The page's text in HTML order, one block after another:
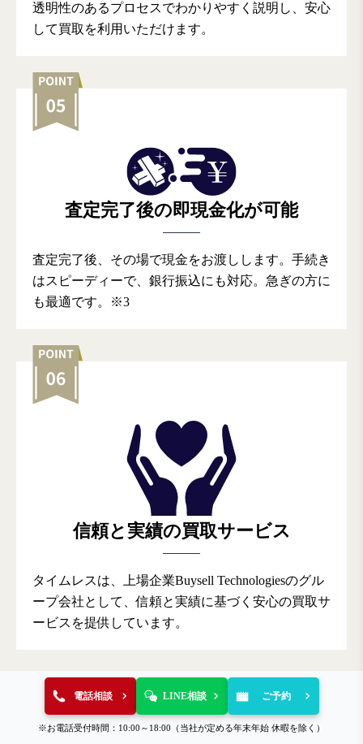
透明性のあるプロセスでわかりやすく説明し、安心
して買取を利用いただけます。
査定完了後の即現金化が可能
査定完了後、その場で現金をお渡しします。手続き
はスピーディーで、銀行振込にも対応。急ぎの方に
も最適です。※3
信頼と実績の買取サービス
タイムレスは、上場企業Buysell Technologiesのグル
ープ会社として、信頼と実績に基づく安心の買取サ
ービスを提供しています。
下記の場合は即現金化非対応になります。
・買取金額が高額な場合(1商談の買取金額が100万円以上の場
電話相談 LINE相談 ご予約
※お電話受付時間：10:00～18:00（当社が定める年末年始 休暇を除く）